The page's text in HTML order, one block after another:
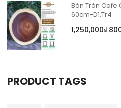
Bàn Tròn Cafe
60cm-D1.Tr4
1,250,000₫
PRODUCT TAGS